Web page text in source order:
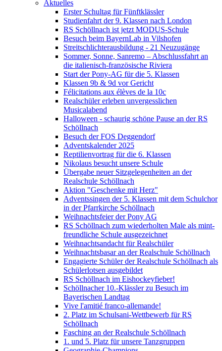
Aktuelles
Erster Schultag für Fünftklässler
Studienfahrt der 9. Klassen nach London
RS Schöllnach ist jetzt MODUS-Schule
Besuch beim BayernLab in Vilshofen
Streitschlichterausbildung - 21 Neuzugänge
Sommer, Sonne, Sanremo – Abschlussfahrt an
die italienisch-französische Riviera
Start der Pony-AG für die 5. Klassen
Klassen 9b & 9d vor Gericht
Félicitations aux élèves de la 10c
Realschüler erleben unvergesslichen
Musicalabend
Halloween - schaurig schöne Pause an der RS
Schöllnach
Besuch der FOS Deggendorf
Adventskalender 2025
Reptilienvortrag für die 6. Klassen
Nikolaus besucht unsere Schule
Übergabe neuer Sitzgelegenheiten an der
Realschule Schöllnach
Aktion "Geschenke mit Herz"
Adventssingen der 5. Klassen mit dem Schulchor
in der Pfarrkirche Schöllnach
Weihnachtsfeier der Pony AG
RS Schöllnach zum wiederholten Male als mint-
freundliche Schule ausgezeichnet
Weihnachtsandacht für Realschüler
Weihnachtsbasar an der Realschule Schöllnach
Engagierte Schüler der Realschule Schöllnach als
Schülerlotsen ausgebildet
RS Schöllnach im Eishockeyfieber!
Schöllnacher 10.-Klässler zu Besuch im
Bayerischen Landtag
Vive l'amitié franco-allemande!
2. Platz im Schulsani-Wettbewerb für RS
Schöllnach
Fasching an der Realschule Schöllnach
1. und 5. Platz für unsere Tanzgruppen